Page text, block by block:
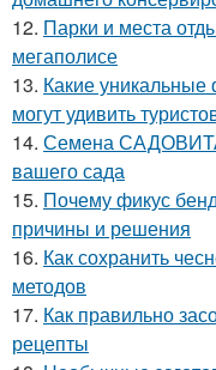
12. Парки и места
мегаполисе
13. Какие
могут удивить
14. Семена САДОВИТА
вашего сада
15. Почему фикус
причины и решения
16. Как сохранить
методов
17. Как правильно
рецепты